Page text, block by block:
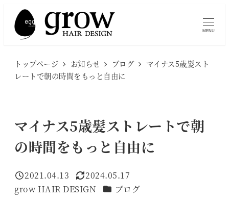
MENU
トップページ お知らせ ブログ
マイナス5歳髪スト
レートで朝の時間をもっと自由に
マイナス5歳髪ストレートで朝
の時間をもっと自由に
投稿日
2021.04.13
更新日
2024.05.17
著
grow HAIR DESIGN カテゴリー
ブログ